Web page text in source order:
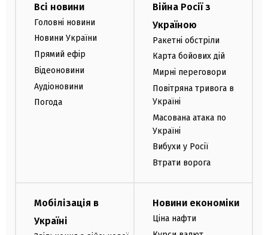
Всі новини
Головні новини
Новини України
Прямий ефір
Відеоновини
Аудіоновини
Погода
Війна Росії з
Україною
Ракетні обстріли
Карта бойових дій
Мирні переговори
Повітряна тривога в
Україні
Масована атака по
Україні
Вибухи у Росії
Втрати ворога
Мобілізація в
Україні
Новини економіки
Ціна нафти